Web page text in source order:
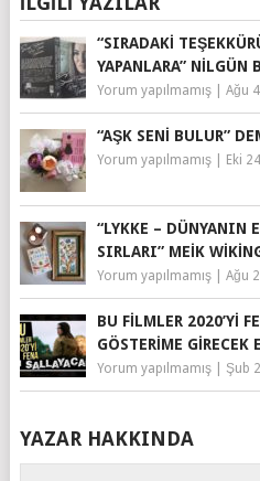
“SIRADAKI
YAPANLARA” NILGÜN
Yorum yapılmamış| Ağu
“AŞK SENI BULUR”
Yorum yapılmamış| Eki
“LYKKE – DÜNYANIN
SIRLARI” MEIK
Yorum yapılmamış| Ağu
BU FILMLER 2020’YI
GÖSTERIME GIRECEK
Yorum yapılmamış| Şub
YAZAR HAKKINDA